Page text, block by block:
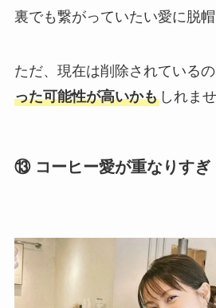
裏でも繋がっていたい愛に脱帽
ただ、現在は削除されている
った可能性が高いかもしれませ
⑬ コーヒー愛が重なりすぎ